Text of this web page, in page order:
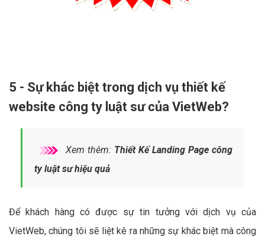
5 - Sự khác biệt trong dịch vụ thiết kế
website công ty luật sư của VietWeb?
Xem thêm: Thiết Kế Landing Page công
ty luật sư hiệu quả
Để khách hàng có được sự tin tưởng với dịch vụ của
VietWeb, chúng tôi sẽ liệt kê ra những sự khác biệt mà công